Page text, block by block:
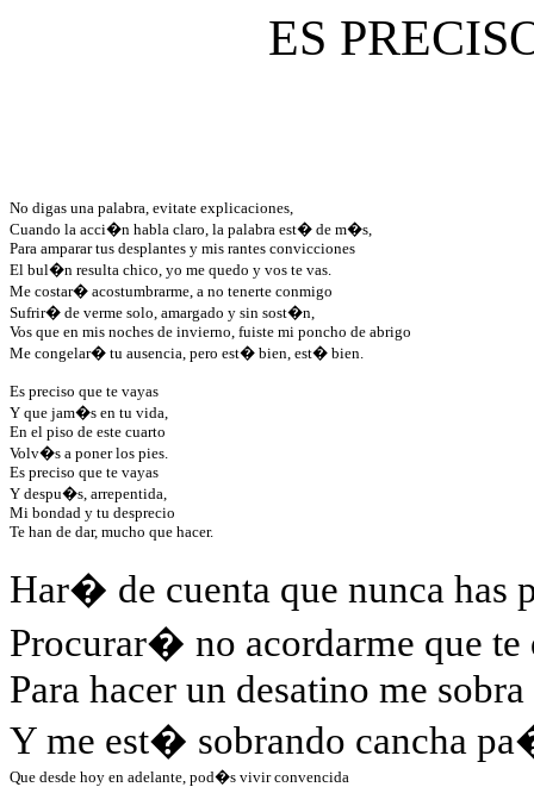
ES
No digas una palabra, evitate explicaciones,
Cuando la acci�n habla claro, la palabra est� de m�s,
Para amparar tus desplantes y mis rantes convicciones
El bul�n resulta chico, yo me quedo y vos te vas.
Me costar� acostumbrarme, a no tenerte conmigo
Sufrir� de verme solo, amargado y sin sost�n,
Vos que en mis noches de invierno, fuiste mi poncho de abrigo
Me congelar� tu ausencia, pero est� bien, est� bien.
Es preciso que te vayas
Y que jam�s en tu vida,
En el piso de este cuarto
Volv�s a poner los pies.
Es preciso que te vayas
Y despu�s, arrepentida,
Mi bondad y tu desprecio
Te han de dar, mucho que hacer.
Har� de cuenta que nunca has
Procurar� no acordarme que te
Para hacer un desatino me
Y me est� sobrando cancha pa
Que desde hoy en adelante, pod�s vivir convencida